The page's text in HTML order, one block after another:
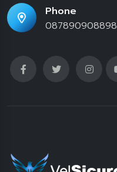
Phone
087890908898